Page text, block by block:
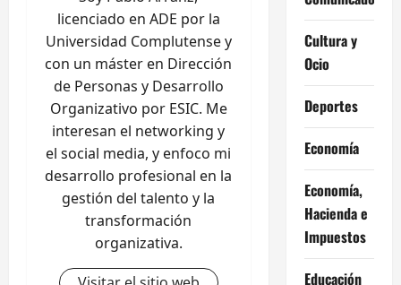
licenciado en ADE por la
Universidad Complutense y
con un máster en Dirección
de Personas y Desarrollo
Organizativo por ESIC. Me
interesan el networking y
el social media, y enfoco mi
desarrollo profesional en la
gestión del talento y la
transformación
organizativa.
Cultura y
Ocio
Deportes
Economía
Economía,
Hacienda e
Impuestos
Educación